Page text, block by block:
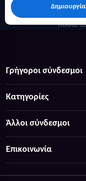
πολλά
Γρήγοροι σύνδεσμοι
Κατηγορίες
Άλλοι σύνδεσμοι
Επικοινωνία